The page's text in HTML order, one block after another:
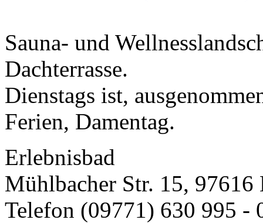
Sauna- und
Dachterrasse.
Dienstags ist,
Ferien, Damentag.
Erlebnisbad
Mühlbacher Str. 15, 97616
Telefon (09771) 630 995 -